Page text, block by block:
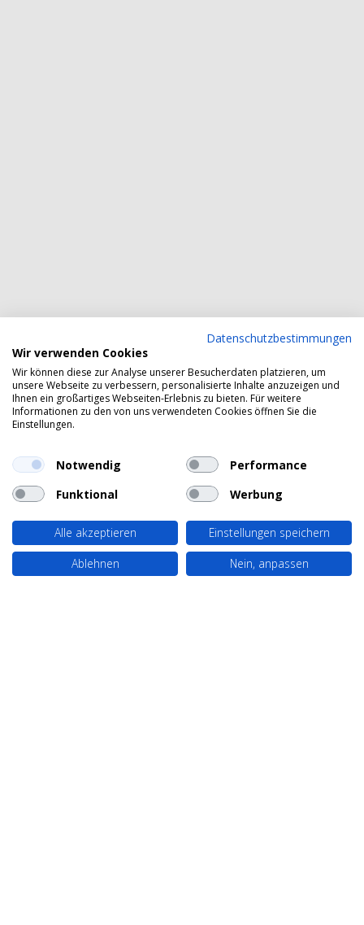
Datenschutzbestimmungen
Wir verwenden Cookies
Wir können diese zur Analyse unserer Besucherdaten platzieren, um
unsere Webseite zu verbessern, personalisierte Inhalte anzuzeigen und
Ihnen ein großartiges Webseiten-Erlebnis zu bieten. Für weitere
Informationen zu den von uns verwendeten Cookies öffnen Sie die
Einstellungen.
Notwendig
Performance
Funktional
Werbung
Alle akzeptieren
Einstellungen speichern
Ablehnen
Nein, anpassen